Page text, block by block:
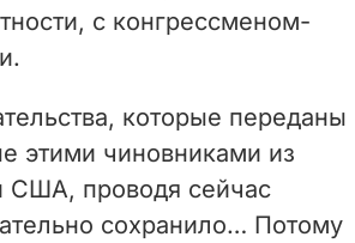
с конгрессменом-
которые переданы
этими чиновниками из
США, проводя сейчас
сохранило… Потому